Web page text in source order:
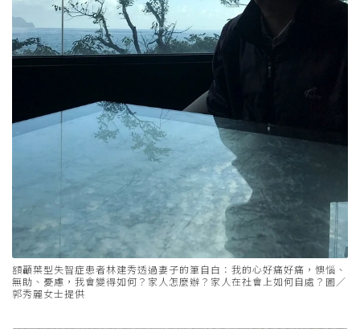
額顳葉型失智症患者林建秀透過妻子的筆自白：我的心好痛好痛，懊惱、
無助、憂慮，我會變得如何？家人怎麼辦？家人在社會上如何自處？圖／
郭秀麗女士提供